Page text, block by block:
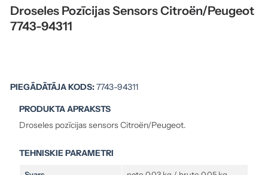
Droseles Pozīcijas Sensors Citroën/Peugeot
7743-94311
PIEGĀDĀTĀJA KODS:7743-94311
PRODUKTA APRAKSTS
Droseles pozīcijas sensors Citroën/Peugeot.
TEHNISKIE PARAMETRI